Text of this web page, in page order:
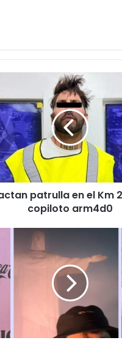
patrulla en el Km
copiloto arm4d0